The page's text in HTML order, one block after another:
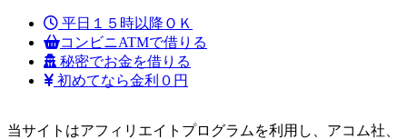
平日１５時以降ＯＫ
コンビニATMで借りる
秘密でお金を借りる
初めてなら金利０円
当サイトはアフィリエイトプログラムを利用し、アコム社、